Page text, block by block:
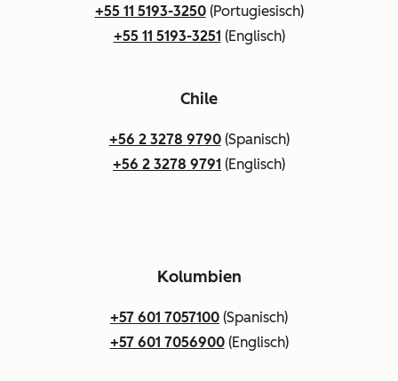
+55 11 5193-3250(Portugiesisch)
+55 11 5193-3251 (Englisch)
Chile
+56 2 3278 9790(Spanisch)
+56 2 3278 9791 (Englisch)
Kolumbien
+57 601 7057100 (Spanisch)
+57 601 7056900(Englisch)